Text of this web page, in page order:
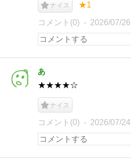
ナイス ★1
コメント(0) 2026/07/26
あ
★★★★☆
ナイス
コメント(0) 2026/07/24